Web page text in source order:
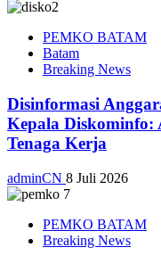
PEMKO BATAM
Batam
Breaking News
Disinformasi
Kepala Diskominfo:
Tenaga Kerja
adminCN 8 Juli 2026
PEMKO BATAM
Breaking News